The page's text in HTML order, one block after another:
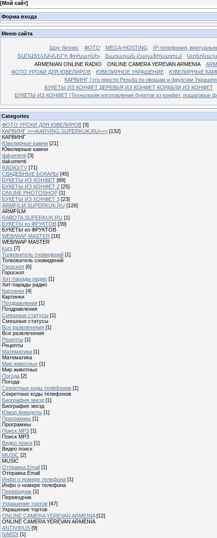
[Мой сайт]
Форма входа
Меню сайта
Шоу-бизнес ФОТО MEGA-HOSTING
IP-телефония,
ՏԱՌԱՏԵՍԱԿՆԵՐի Փոխարկիչ
Տառարան Հայաֆիկացում
ARMENIAN ONLINE RADIO
ONLINE CAMERA YEREVAN ARMENIA
ФОТО УРОКИ ДЛЯ ЮВЕЛИРОВ
ЮВЕЛИРНОЕ УКРАШЕНИЕ
ЮВЕЛИРНЫЕ
КАРВИНГ (это просто Резьба по овощам и фруктам
БУКЕТЫ ИЗ КОНФЕТ ДЕРЕВЬЯ ИЗ КОНФЕТ КОРАБЛИ ИЗ КОНФЕТ
БУКЕТЫ ИЗ КОНФЕТ (Технология изготовления букетов из конфет, пошаговые
Categories
ФОТО УРОКИ ДЛЯ ЮВЕЛИРОВ [3]
КАРВИНГ >>>KARVING.SUPERKUK.RU<<< [132]
КАРВИНГ
Ювелирные камни [21]
Ювелирные камни
dakumenti [3]
dakumenti
RADIO/TV [71]
СВАДЕБНЫЕ БОКАЛЫ [45]
БУКЕТЫ ИЗ КОНФЕТ [89]
БУКЕТЫ ИЗ КОНФЕТ 2 [25]
ONLINE PHOTOSHOP [1]
БУКЕТЫ ИЗ КОНФЕТ 3 [23]
ARMFILM.SUPERKUK.RU [126]
ARMFILM
RABOTA.SUPERKUK.RU [1]
БУКЕТЫ из ФРУКТОВ [39]
БУКЕТЫ из ФРУКТОВ
WEB/WAP MASTER [16]
WEB/WAP MASTER
kurs [7]
Толкователь сновидений [1]
Толкователь сновидений
Гороскоп [6]
Гороскоп
Хит-парады радио [1]
Хит-парады радио
Картинки [4]
Картинки
Поздравления [1]
Поздравления
Смешные статусы [1]
Смешные статусы
Все развлечения [1]
Все развлечения
Рецепты [1]
Рецепты
Математика [1]
Математика
Мир животных [1]
Мир животных
Погода [2]
Погода
Секретные коды телефонов [1]
Секретные коды телефонов
Биография звезд [1]
Биография звезд
Юмор Анекдоты [1]
Программы [1]
Программы
Поиск MP3 [1]
Поиск MP3
Видео поиск [1]
Видео поиск
MUSIC [2]
MUSIC
Отправка Email [1]
Отправка Email
Инфо о номере телефона [1]
Инфо о номере телефона
Переводчик [1]
Переводчик
Украшение тортов [47]
Украшение тортов
ONLINE CAMERA YEREVAN ARMENIA [12]
ONLINE CAMERA YEREVAN ARMENIA
ANTIVIRUS [9]
NARDI [1]